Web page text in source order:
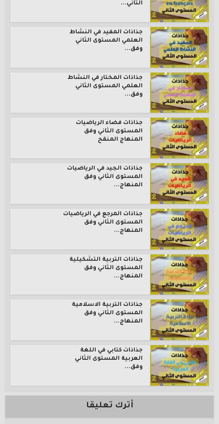
الثاني...
جذاذات المفيد في النشاط
العلمي المستوى الثاني
وفق...
جذاذات المختار في النشاط
العلمي المستوى الثاني
وفق...
جذاذات فضاء الرياضيات
المستوى الثاني وفق
المنهاج المنقح
جذاذات الجيد في الرياضيات
المستوى الثاني وفق
المنهاج...
جذاذات المرجع في الرياضيات
المستوى الثاني وفق
المنهاج...
جذاذات التربية التشكيلية
المستوى الثاني وفق
المنهاج...
جذاذات التربية الاسلامية
المستوى الثاني وفق
المنهاج...
جذاذات كتابي في اللغة
العربية المستوى الثاني
وفق...
أترك تعليقا